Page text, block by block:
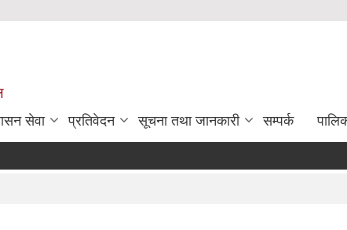
सेवा प्रतिवेदन सूचना तथा जानकारी सम्पर्क